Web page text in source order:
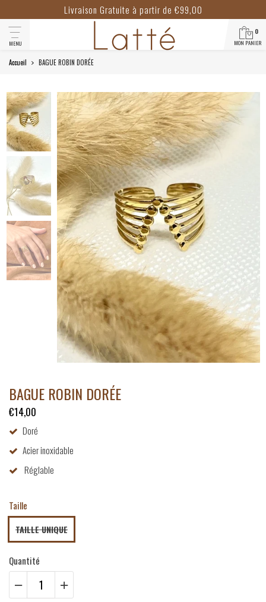
Livraison Gratuite à partir de €99,00
0
MON PANIER
MENU
Accueil BAGUE ROBIN DORÉE
BAGUE ROBIN DORÉE
€14,00
Doré
Acier inoxidable
Réglable
Taille
TAILLE UNIQUE
Quantité